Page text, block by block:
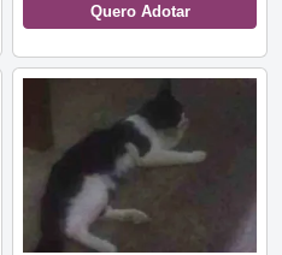
Quero Adotar